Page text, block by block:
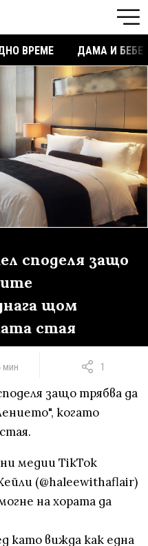
ВРЕМЕ ДАМА И БЕБЕ
споделя защо
щом
стая
мин 1
защо трябва да
когато
медии TikTok
(@haleewithaflair)
на хората да
като вижда как една